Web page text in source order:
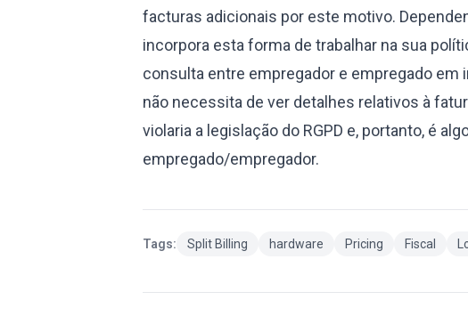
facturas adicionais por este motivo.
incorpora esta forma de trabalhar na sua
consulta entre empregador e empregado em
não necessita de ver detalhes relativos à
violaria a legislação do RGPD e, portanto, é
empregado/empregador.
Tags: Split Billing hardware Pricing Fiscal